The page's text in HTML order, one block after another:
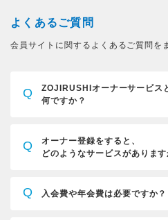
よくあるご質問
会員サイトに関するよくあるご質問を
Q
ZOJIRUSHIオーナーサービス
何ですか？
Q
オーナー登録をすると、
どのようなサービスがあります
Q 入会費や年会費は必要ですか？